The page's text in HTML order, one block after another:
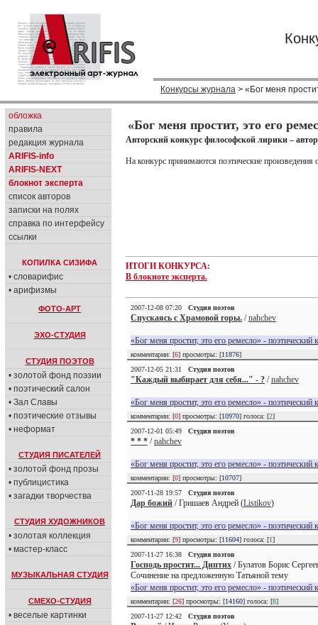
Конкурсы журнала > «Бог меня
обложка
правила
редакция журнала
ARIFIS-info
ARIFIS-NEXT
блокнот эксперта
список авторов
записки на полях
справка по интерфейсу
ссылки
КОПИЛКА СИЗИФА
• словарифис
• арифизмы
ФОТО-АРТ
ЭХО-СТУДИЯ
СТУДИЯ ПОЭТОВ
• золотой фонд поэзии
• поэтический салон
• Зал Славы
• поэтические отзывы
• неформат
СТУДИЯ ПИСАТЕЛЕЙ
• золотой фонд прозы
• публицистика
• загадки творчества
СТУДИЯ ХУДОЖНИКОВ
• золотая коллекция
• мастер-класс
МУЗЫКАЛЬНАЯ СТУДИЯ
СМЕХО-СТУДИЯ
• веселые картинки
«Бог меня простит, это его
Авторский конкурс философской лирики –
На конкурс принимаются поэтические
ИТОГИ КОНКУРСА:
В блокноте эксперта.
2007-12-08 07:20 Студия поэтов
Спускаясь с Храмовой горы. /nahchev
«Бог меня простит, это его ремесло» - поэтический
комментарии: [6] просмотры: [11876]
2007-12-05 21:31
Студия поэтов
"Каждый выбирает для себя..." - ? /nahchev
«Бог меня простит, это его ремесло» - поэтический
комментарии: [0] просмотры: [10970] голоса: [2]
2007-12-01 05:49
Студия поэтов
* * * /nahchev
«Бог меня простит, это его ремесло» - поэтический
комментарии: [0] просмотры: [10707]
2007-11-28 19:57
Студия поэтов
Дар божий / Гришаев Андрей (Listikov)
«Бог меня простит, это его ремесло» - поэтический
комментарии: [9] просмотры: [11604] голоса: [1]
2007-11-27 16:38
Студия поэтов
Господь простит... Диптих / Булатов Борис
Сочинение на предложенную Татьяной тему
«Бог меня простит, это его ремесло» - поэтический
комментарии: [26] просмотры: [14160] голоса: [8]
2007-11-27 12:42
Студия поэтов